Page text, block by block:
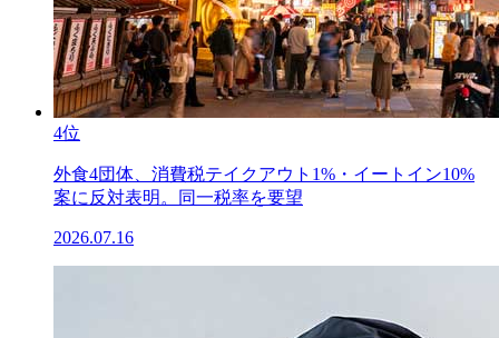
4位
外食4団体、消費税テイクアウト1%・イートイン10%
案に反対表明。同一税率を要望
2026.07.16